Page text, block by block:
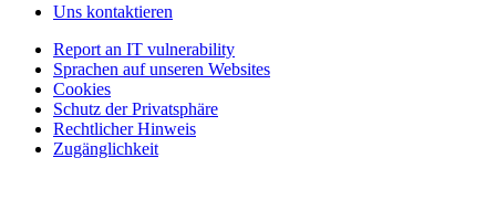
Uns kontaktieren
Report an IT vulnerability
Sprachen auf unseren Websites
Cookies
Schutz der Privatsphäre
Rechtlicher Hinweis
Zugänglichkeit